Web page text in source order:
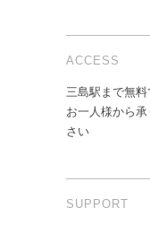
ACCESS
三島駅まで無
お一人様から
さい
SUPPORT